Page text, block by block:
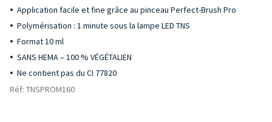
Application facile et fine grâce au pinceau Perfect-Brush Pro
Polymérisation : 1 minute sous la lampe LED TNS
Format 10 ml
SANS HEMA – 100 % VÉGÉTALIEN
Ne contient pas du CI 77820
Réf: TNSPROM160